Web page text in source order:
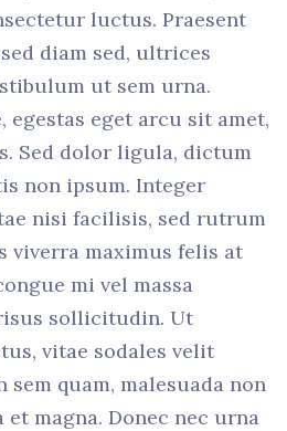
luctus. Praesent
diam sed, ultrices
ut sem urna.
egestas eget arcu sit amet,
Sed dolor ligula, dictum
non ipsum. Integer
nisi facilisis, sed rutrum
viverra maximus felis at
mi vel massa
sollicitudin. Ut
vitae sodales velit
sem quam, malesuada non
magna. Donec nec urna